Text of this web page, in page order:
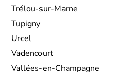
Trélou-sur-Marne
Tupigny
Urcel
Vadencourt
Vallées-en-Champagne